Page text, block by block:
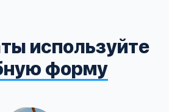
используйте
форму